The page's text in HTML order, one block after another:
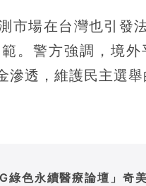
市場在台灣也引發
。警方強調，境
透，維護民主選舉
綠色永續醫療論壇」奇美